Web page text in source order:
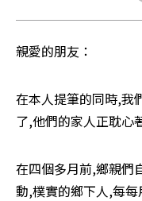
親愛的朋友：
在本人提筆的同時,我
了,他們的家人正耽心
在四個多月前,鄉親們
動,樸實的鄉下人,每